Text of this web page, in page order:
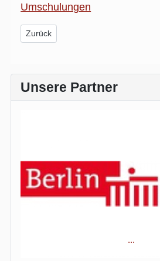
Umschulungen
Vorheriger Beitrag: Jugendberufshilfe
Zurück
Unsere Partner
...
...
...
...
...